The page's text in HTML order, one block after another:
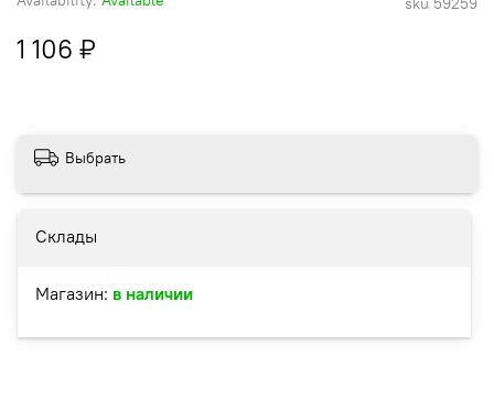
1 106 ₽
Склады
Магазин: в наличии
Выбрать